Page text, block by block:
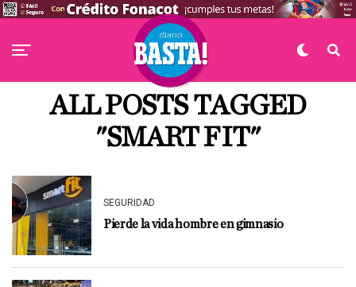
ALL POSTS TAGGED
"SMART FIT"
SEGURIDAD
Pierde la vida hombre en gimnasio